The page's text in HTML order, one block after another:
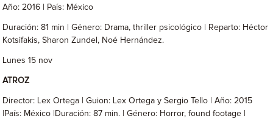
Año: 2016 | País: México
Duración: 81 min | Género: Drama, thriller psicológico | Reparto: Héctor
Kotsifakis, Sharon Zundel, Noé Hernández.
Lunes 15 nov
ATROZ
Director: Lex Ortega | Guion: Lex Ortega y Sergio Tello | Año: 2015
|País: México |Duración: 87 min. | Género: Horror, found footage |